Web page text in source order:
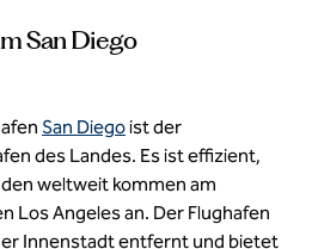
San Diego
San Diegoist der
des Landes. Es ist effizient,
weltweit kommen am
Los Angeles an. Der Flughafen
Innenstadt entfernt und bietet